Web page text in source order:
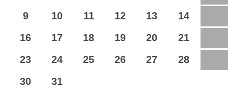
9 10 11 12 13 14
16 17 18 19 20 21
23 24 25 26 27 28
30 31